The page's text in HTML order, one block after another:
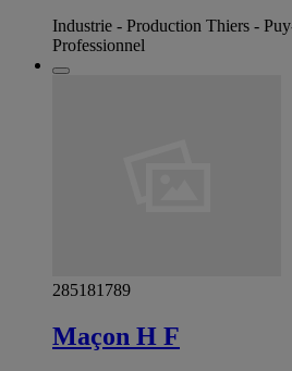
Industrie - Production Thiers -
Professionnel
285181789
Maçon H F